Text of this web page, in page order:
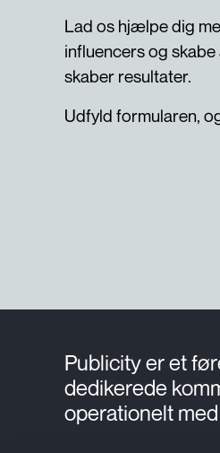
Lad os hjælpe dig
influencers og
skaber resultater.
Udfyld formularen,
Publicity er et
dedikerede
operationelt